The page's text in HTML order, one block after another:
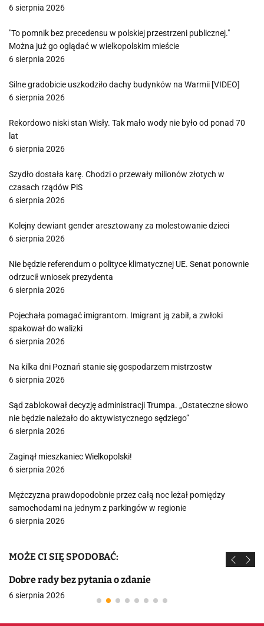
6 sierpnia 2026
"To pomnik bez precedensu w polskiej przestrzeni publicznej."
Można już go oglądać w wielkopolskim mieście
6 sierpnia 2026
Silne gradobicie uszkodziło dachy budynków na Warmii [VIDEO]
6 sierpnia 2026
Rekordowo niski stan Wisły. Tak mało wody nie było od ponad 70
lat
6 sierpnia 2026
Szydło dostała karę. Chodzi o przewały milionów złotych w
czasach rządów PiS
6 sierpnia 2026
Kolejny dewiant gender aresztowany za molestowanie dzieci
6 sierpnia 2026
Nie będzie referendum o polityce klimatycznej UE. Senat ponownie
odrzucił wniosek prezydenta
6 sierpnia 2026
Pojechała pomagać imigrantom. Imigrant ją zabił, a zwłoki
spakował do walizki
6 sierpnia 2026
Na kilka dni Poznań stanie się gospodarzem mistrzostw
6 sierpnia 2026
Sąd zablokował decyzję administracji Trumpa. „Ostateczne słowo
nie będzie należało do aktywistycznego sędziego”
6 sierpnia 2026
Zaginął mieszkaniec Wielkopolski!
6 sierpnia 2026
Mężczyzna prawdopodobnie przez całą noc leżał pomiędzy
samochodami na jednym z parkingów w regionie
6 sierpnia 2026
MOŻE CI SIĘ SPODOBAĆ:
Dobre rady bez pytania o zdanie
6 sierpnia 2026